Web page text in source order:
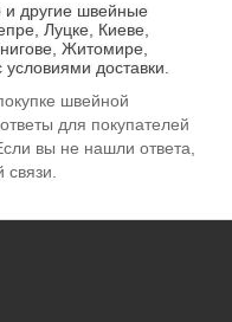
и другие швейные
Луцке, Киеве,
Житомире,
доставки.
швейной
для покупателей
вы не нашли ответа,